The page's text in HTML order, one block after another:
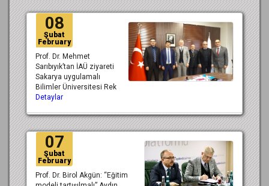
08
Şubat
February
Prof. Dr. Mehmet
Sarıbıyık’tan İAÜ ziyareti
Sakarya uygulamalı
Bilimler Üniversitesi Rek
Detaylar
07
Şubat
February
Prof. Dr. Birol Akgün: “Eğitim